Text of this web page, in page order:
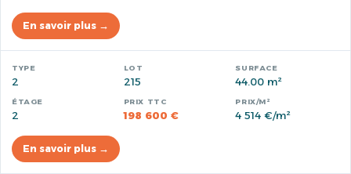
En savoir plus →
2 215 44.00 m²
2 198 600 € 4 514 €/m²
En savoir plus →